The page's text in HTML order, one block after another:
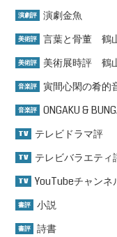
演劇評 演劇金魚
美術評 言葉と骨董 鶴
美術評 美術展時評 鶴
音楽評 寅間心閑の肴的
音楽評 ONGAKU &
TV テレビドラマ評
TV テレビバラエティ
TV YouTubeチャンネ
書評 小説
書評 詩書